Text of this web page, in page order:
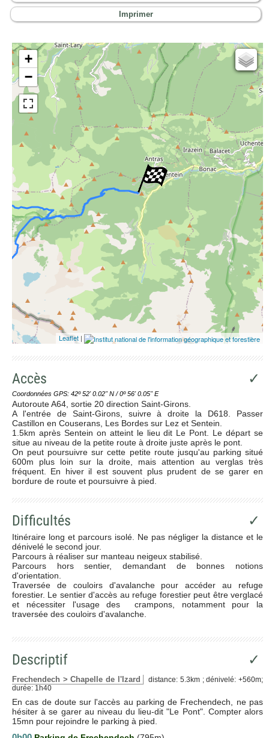
Imprimer
+
−
Cartes IGN
Open Topo Map
Open Street Map
ESRI Word Imagery
Leaflet |
Accès ✓
Coordonnées GPS: 42º 52' 0.02'' N / 0º 56' 0.05'' E
Autoroute A64, sortie 20 direction Saint-Girons.
A l'entrée de Saint-Girons, suivre à droite la D618. Passer
Castillon en Couserans, Les Bordes sur Lez et Sentein.
1.5km après Sentein on atteint le lieu dit Le Pont. Le départ se
situe au niveau de la petite route à droite juste après le pont.
On peut poursuivre sur cette petite route jusqu'au parking situé
600m plus loin sur la droite, mais attention au verglas très
fréquent. En hiver il est souvent plus prudent de se garer en
bordure de route et poursuivre à pied.
Difficultés ✓
Itinéraire long et parcours isolé. Ne pas négliger la distance et le
dénivelé le second jour.
Parcours à réaliser sur manteau neigeux stabilisé.
Parcours hors sentier, demandant de bonnes notions
d'orientation.
Traversée de couloirs d'avalanche pour accéder au refuge
forestier. Le sentier d'accès au refuge forestier peut être verglacé
et nécessiter l'usage des crampons, notamment pour la
traversée des couloirs d'avalanche.
Descriptif ✓
Frechendech > Chapelle de l'Izard
distance: 5.3km ; dénivelé: +560m;
durée: 1h40
En cas de doute sur l'accès au parking de Frechendech, ne pas
hésiter à se garer au niveau du lieu-dit "Le Pont". Compter alors
15mn pour rejoindre le parking à pied.